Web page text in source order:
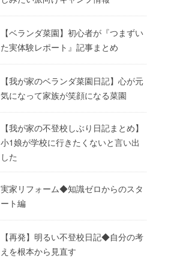
【ベランダ菜園】初心者が『つまずい
た実体験レポート』記事まとめ
【我が家のベランダ菜園日記】心が元
気になって家族が笑顔になる菜園
【我が家の不登校しぶり日記まとめ】
小1娘が学校に行きたくないと言い出
した
実家リフォーム◆知識ゼロからのスタ
ート編
【再発】明るい不登校日記◆自分の考
えを根本から見直す